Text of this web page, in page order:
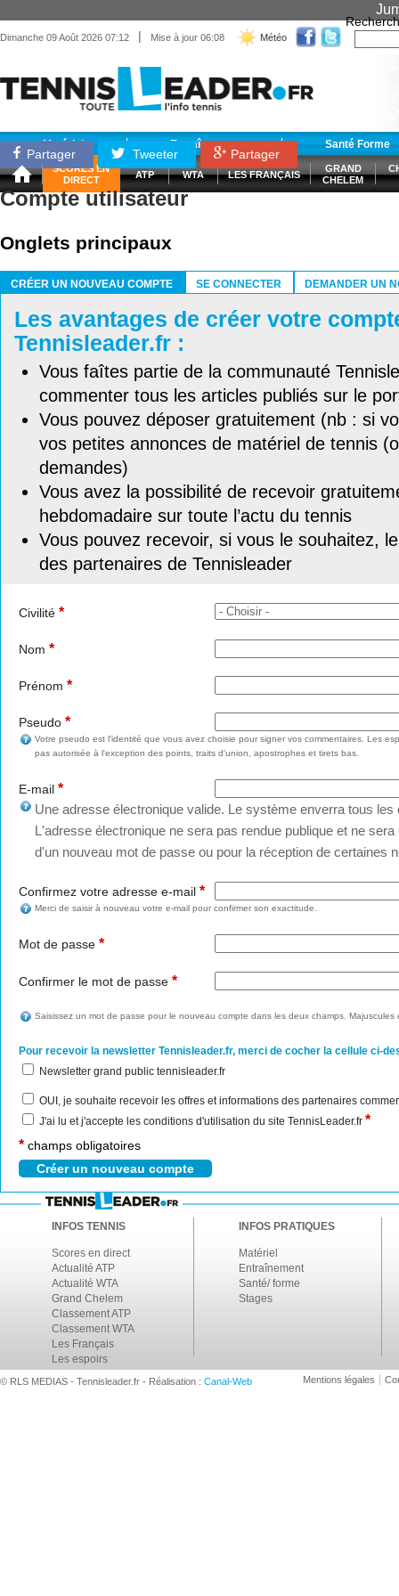
Dimanche 09 Août 2026 07:12 | Mise à jour 06:08 Météo
Matériel Entraînement Santé Forme
SCORES EN
DIRECT
ATP WTA LES FRANÇAIS
GRAND
CHELEM
Partager Tweeter Partager
Compte utilisateur
Onglets principaux
CRÉER UN NOUVEAU COMPTE
SE CONNECTER DEMANDER UN
Les avantages de créer votre
Tennisleader.fr :
Vous faîtes partie de la communauté
commenter tous les articles publiés sur le
Vous pouvez déposer gratuitement (nb : si
vos petites annonces de matériel de tennis
demandes)
Vous avez la possibilité de recevoir
hebdomadaire sur toute l’actu du tennis
Vous pouvez recevoir, si vous le souhaitez,
des partenaires de Tennisleader
Civilité *
Nom *
Prénom *
Pseudo *
Votre pseudo est l'identité que vous avez choisie pour signer vos commentaires. Les
pas autorisée à l'exception des points, traits d'union, apostrophes et tirets bas.
E-mail *
Une adresse électronique valide. Le système enverra tous
L'adresse électronique ne sera pas rendue publique et ne
d'un nouveau mot de passe ou pour la réception de certaines
Confirmez votre adresse e-mail *
Merci de saisir à nouveau votre e-mail pour confirmer son exactitude.
Mot de passe *
Confirmer le mot de passe *
Saisissez un mot de passe pour le nouveau compte dans les deux champs. Majuscules
Pour recevoir la newsletter Tennisleader.fr, merci de cocher la cellule ci-
Newsletter grand public tennisleader.fr
OUI, je souhaite recevoir les offres et informations des partenaires
J'ai lu et j'accepte les conditions d'utilisation du site TennisLeader.fr *
* champs obligatoires
INFOS TENNIS
Scores en direct
Actualité ATP
Actualité WTA
Grand Chelem
Classement ATP
Classement WTA
Les Français
Les espoirs
INFOS PRATIQUES
Matériel
Entraînement
Santé/ forme
Stages
© RLS MEDIAS - Tennisleader.fr - Réalisation : Canal-Web Mentions légales